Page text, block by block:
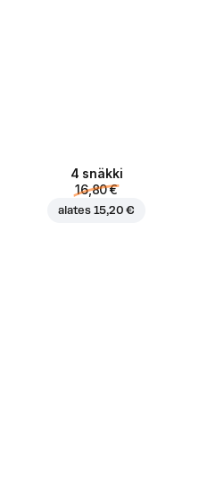
4 snäkki
16,80 €
alates 15,20 €